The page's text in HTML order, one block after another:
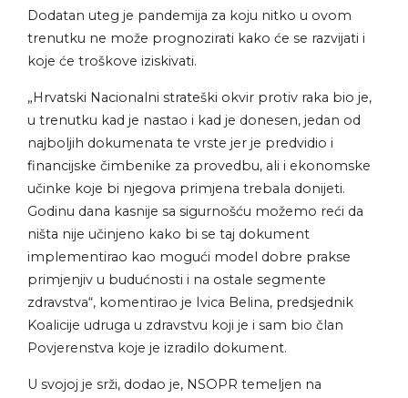
Dodatan uteg je pandemija za koju nitko u ovom
trenutku ne može prognozirati kako će se razvijati i
koje će troškove iziskivati.
„Hrvatski Nacionalni strateški okvir protiv raka bio je,
u trenutku kad je nastao i kad je donesen, jedan od
najboljih dokumenata te vrste jer je predvidio i
financijske čimbenike za provedbu, ali i ekonomske
učinke koje bi njegova primjena trebala donijeti.
Godinu dana kasnije sa sigurnošću možemo reći da
ništa nije učinjeno kako bi se taj dokument
implementirao kao mogući model dobre prakse
primjenjiv u budućnosti i na ostale segmente
zdravstva“, komentirao je Ivica Belina, predsjednik
Koalicije udruga u zdravstvu koji je i sam bio član
Povjerenstva koje je izradilo dokument.
U svojoj je srži, dodao je, NSOPR temeljen na